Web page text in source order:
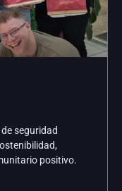
seguridad
positivo.